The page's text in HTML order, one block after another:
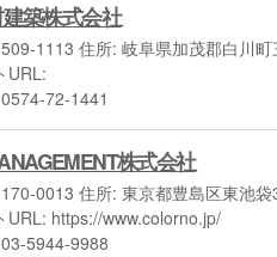
築株式会社
1113 住所: 岐阜県加茂郡白川
URL:
72-1441
株式会社
0013 住所: 東京都豊島区東池
URL: https://www.colorno.jp/
5944-9988